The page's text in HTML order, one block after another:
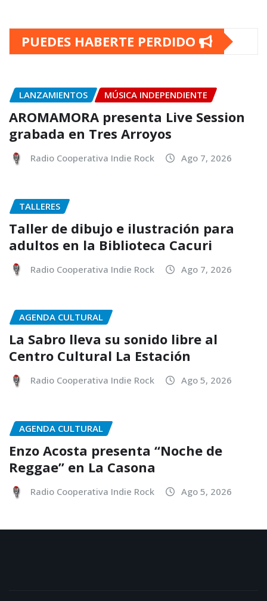
PUEDES HABERTE PERDIDO
LANZAMIENTOS MÚSICA INDEPENDIENTE
AROMAMORA presenta Live Session
grabada en Tres Arroyos
Radio Cooperativa Indie Rock Ago 7, 2026
TALLERES
Taller de dibujo e ilustración para
adultos en la Biblioteca Cacuri
Radio Cooperativa Indie Rock Ago 7, 2026
AGENDA CULTURAL
La Sabro lleva su sonido libre al
Centro Cultural La Estación
Radio Cooperativa Indie Rock Ago 5, 2026
AGENDA CULTURAL
Enzo Acosta presenta “Noche de
Reggae” en La Casona
Radio Cooperativa Indie Rock Ago 5, 2026